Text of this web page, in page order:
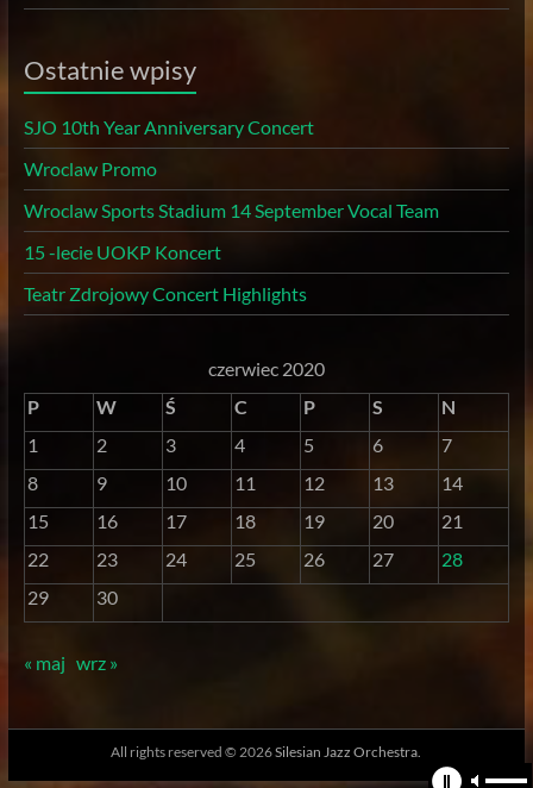
Ostatnie wpisy
SJO 10th Year Anniversary Concert
Wroclaw Promo
Wroclaw Sports Stadium 14 September Vocal Team
15 -lecie UOKP Koncert
Teatr Zdrojowy Concert Highlights
czerwiec 2020
P
W Ś C P S
N
1
2 3 4 5 6
7
8
9 10 11 12 13
14
15
16 17 18 19 20
21
22
23 24 25 26 27
28
29
30
« maj wrz »
All rights reserved © 2026Silesian Jazz Orchestra.